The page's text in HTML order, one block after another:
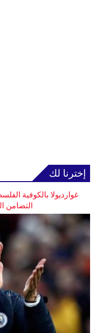
إخترنا لك
غوارديولا بالكوفية
التضامن